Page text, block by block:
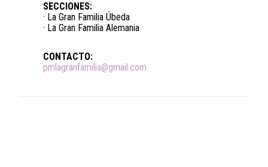
SECCIONES:
· La Gran Familia Úbeda
· La Gran Familia Alemania
CONTACTO:
pmlagranfamilia@gmail.com